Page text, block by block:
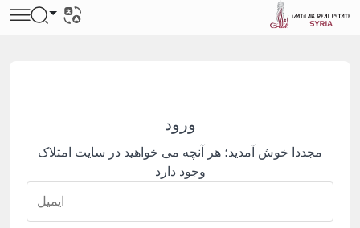
ورود
مجددا خوش آمدید؛ هر آنچه می خواهید در سایت امتلاک
وجود دارد